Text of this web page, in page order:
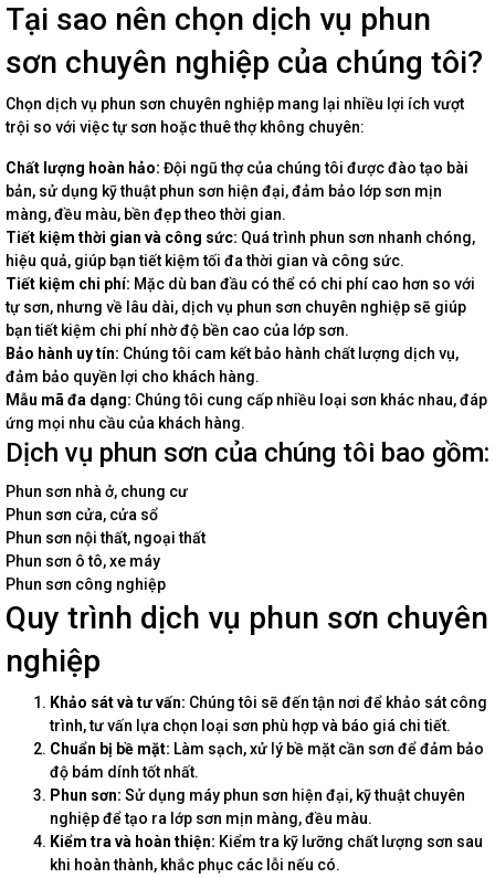
Tại sao nên chọn dịch vụ phun
sơn chuyên nghiệp của chúng tôi?
Chọn dịch vụ phun sơn chuyên nghiệp mang lại nhiều lợi ích vượt
trội so với việc tự sơn hoặc thuê thợ không chuyên:
Chất lượng hoàn hảo: Đội ngũ thợ của chúng tôi được đào tạo bài
bản, sử dụng kỹ thuật phun sơn hiện đại, đảm bảo lớp sơn mịn
màng, đều màu, bền đẹp theo thời gian.
Tiết kiệm thời gian và công sức: Quá trình phun sơn nhanh chóng,
hiệu quả, giúp bạn tiết kiệm tối đa thời gian và công sức.
Tiết kiệm chi phí: Mặc dù ban đầu có thể có chi phí cao hơn so với
tự sơn, nhưng về lâu dài, dịch vụ phun sơn chuyên nghiệp sẽ giúp
bạn tiết kiệm chi phí nhờ độ bền cao của lớp sơn.
Bảo hành uy tín: Chúng tôi cam kết bảo hành chất lượng dịch vụ,
đảm bảo quyền lợi cho khách hàng.
Mẫu mã đa dạng: Chúng tôi cung cấp nhiều loại sơn khác nhau, đáp
ứng mọi nhu cầu của khách hàng.
Dịch vụ phun sơn của chúng tôi bao gồm:
Phun sơn nhà ở, chung cư
Phun sơn cửa, cửa sổ
Phun sơn nội thất, ngoại thất
Phun sơn ô tô, xe máy
Phun sơn công nghiệp
Quy trình dịch vụ phun sơn chuyên
nghiệp
Khảo sát và tư vấn: Chúng tôi sẽ đến tận nơi để khảo sát công
trình, tư vấn lựa chọn loại sơn phù hợp và báo giá chi tiết.
Chuẩn bị bề mặt: Làm sạch, xử lý bề mặt cần sơn để đảm bảo
độ bám dính tốt nhất.
Phun sơn: Sử dụng máy phun sơn hiện đại, kỹ thuật chuyên
nghiệp để tạo ra lớp sơn mịn màng, đều màu.
Kiểm tra và hoàn thiện: Kiểm tra kỹ lưỡng chất lượng sơn sau
khi hoàn thành, khắc phục các lỗi nếu có.